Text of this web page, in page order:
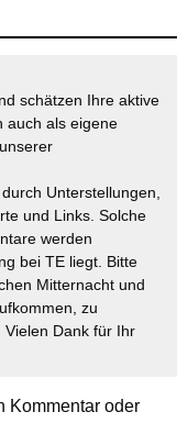
schätzen Ihre aktive
auch als eigene
Unterstellungen,
und Links. Solche
werden
bei TE liegt. Bitte
Mitternacht und
zu
Dank für Ihr
Kommentar oder